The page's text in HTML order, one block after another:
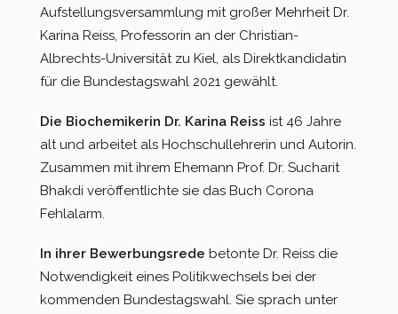
Aufstellungsversammlung mit großer Mehrheit Dr.
Karina Reiss, Professorin an der Christian-
Albrechts-Universität zu Kiel, als Direktkandidatin
für die Bundestagswahl 2021 gewählt.
Die Biochemikerin Dr. Karina Reiss ist 46 Jahre
alt und arbeitet als Hochschullehrerin und Autorin.
Zusammen mit ihrem Ehemann Prof. Dr. Sucharit
Bhakdi veröffentlichte sie das Buch Corona
Fehlalarm.
In ihrer Bewerbungsrede betonte Dr. Reiss die
Notwendigkeit eines Politikwechsels bei der
kommenden Bundestagswahl. Sie sprach unter
Eckernförde